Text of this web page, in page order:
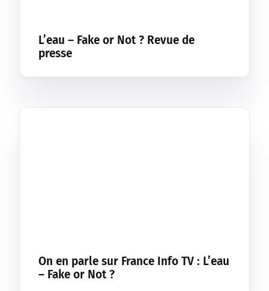
L’eau – Fake or Not ? Revue de
presse
On en parle sur France Info TV : L’eau
– Fake or Not ?